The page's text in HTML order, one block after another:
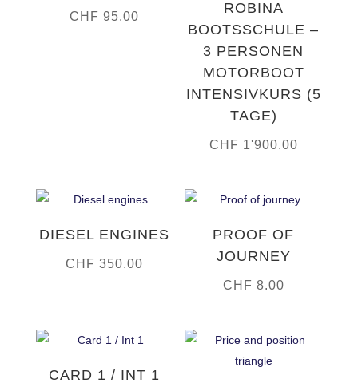
CHF 95.00
ROBINA
BOOTSSCHULE –
3 PERSONEN
MOTORBOOT
INTENSIVKURS (5
TAGE)
CHF 1'900.00
DIESEL ENGINES
CHF 350.00
PROOF OF
JOURNEY
CHF 8.00
CARD 1 / INT 1